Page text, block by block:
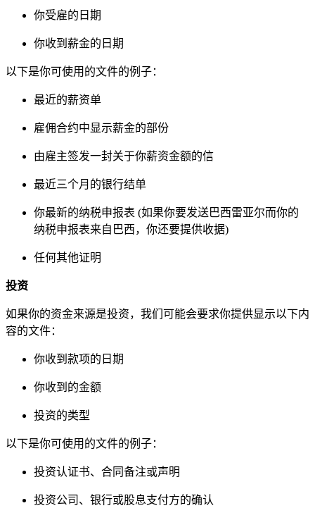
你受雇的日期
你收到薪金的日期
以下是你可使用的文件的例子：
最近的薪资单
雇佣合约中显示薪金的部份
由雇主签发一封关于你薪资金额的信
最近三个月的银行结单
你最新的纳税申报表 (如果你要发送巴西雷亚尔而你的
纳税申报表来自巴西，你还要提供收据)
任何其他证明
投资
如果你的资金来源是投资，我们可能会要求你提供显示以下内
容的文件：
你收到款项的日期
你收到的金额
投资的类型
以下是你可使用的文件的例子：
投资认证书、合同备注或声明
投资公司、银行或股息支付方的确认